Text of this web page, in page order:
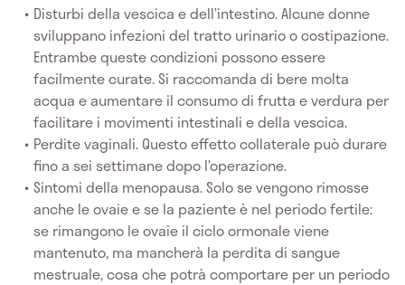
Disturbi della vescica e dell’intestino. Alcune donne
sviluppano infezioni del tratto urinario o costipazione.
Entrambe queste condizioni possono essere
facilmente curate. Si raccomanda di bere molta
acqua e aumentare il consumo di frutta e verdura per
facilitare i movimenti intestinali e della vescica.
Perdite vaginali. Questo effetto collaterale può durare
fino a sei settimane dopo l’operazione.
Sintomi della menopausa. Solo se vengono rimosse
anche le ovaie e se la paziente è nel periodo fertile:
se rimangono le ovaie il ciclo ormonale viene
mantenuto, ma mancherà la perdita di sangue
mestruale, cosa che potrà comportare per un periodo